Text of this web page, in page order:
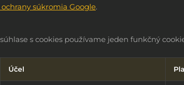
súkromia Google.
s cookies používame jeden funkčný
Účel